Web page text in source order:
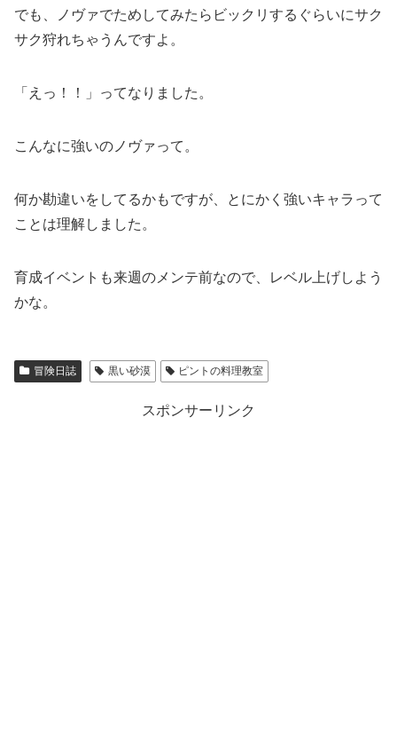
でも、ノヴァでためしてみたらビックリするぐらいにサク
サク狩れちゃうんですよ。
「えっ！！」ってなりました。
こんなに強いのノヴァって。
何か勘違いをしてるかもですが、とにかく強いキャラって
ことは理解しました。
育成イベントも来週のメンテ前なので、レベル上げしよう
かな。
冒険日誌 黒い砂漠 ピントの料理教室
スポンサーリンク